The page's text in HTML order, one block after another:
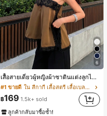
6
เสื้อสายเดี่ยวผู้หญิงผ้าซาตินแต่งลูกไม้ - เสื้อสายเดี่ยวฤดูร้อนสีคากีมีรอยผ่าด้านข้างที่น่าดึงดูดแบบสบายๆ
#1 ขายดี
ใน สีกากี เสื้อสตรี เสื้อเบลาส์ & Tee
฿169 1.5k+ sold
ลูกค้ากลับมาซื้อซ้ำ!